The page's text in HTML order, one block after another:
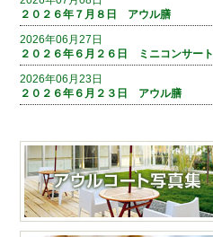
２０２６年７月８日 アウル膳
2026年06月27日
２０２６年６月２６日 ミニコンサート
2026年06月23日
２０２６年６月２３日 アウル膳